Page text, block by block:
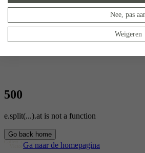
500
e.split(...).at is not a function
Go back home
Ga naar de homepagina
Nee, pas
Weigeren